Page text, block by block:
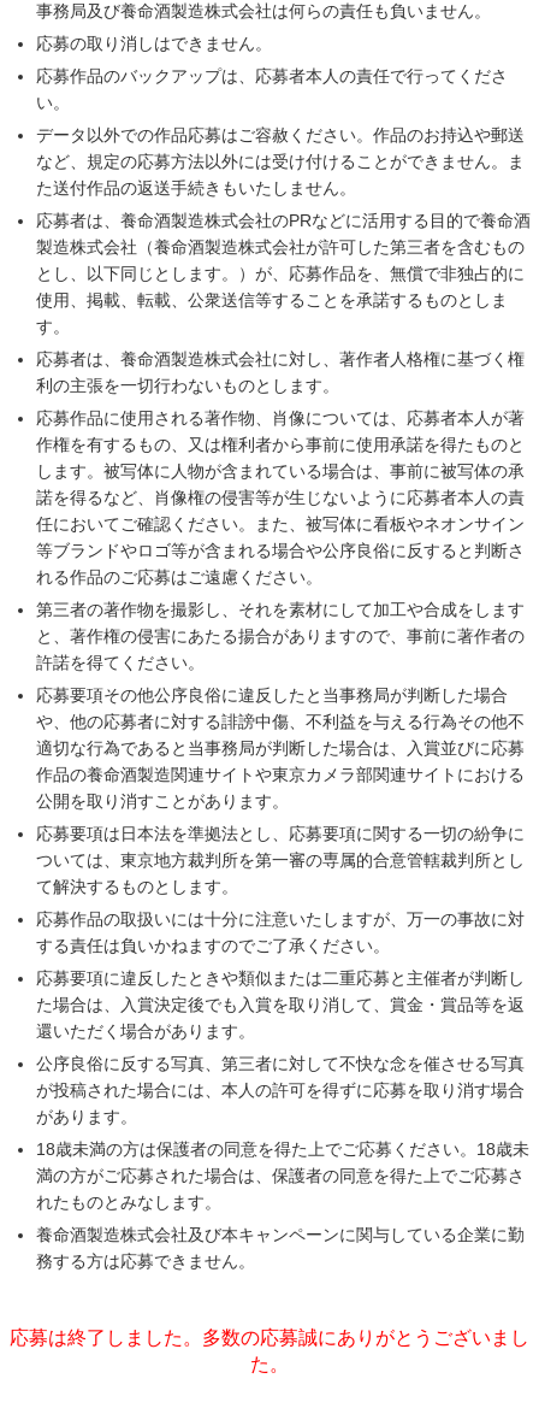
事務局及び養命酒製造株式会社は何らの責任も負いません。
応募の取り消しはできません。
応募作品のバックアップは、応募者本人の責任で行ってくださ
い。
データ以外での作品応募はご容赦ください。作品のお持込や郵送
など、規定の応募方法以外には受け付けることができません。ま
た送付作品の返送手続きもいたしません。
応募者は、養命酒製造株式会社のPRなどに活用する目的で養命酒
製造株式会社（養命酒製造株式会社が許可した第三者を含むもの
とし、以下同じとします。）が、応募作品を、無償で非独占的に
使用、掲載、転載、公衆送信等することを承諾するものとしま
す。
応募者は、養命酒製造株式会社に対し、著作者人格権に基づく権
利の主張を一切行わないものとします。
応募作品に使用される著作物、肖像については、応募者本人が著
作権を有するもの、又は権利者から事前に使用承諾を得たものと
します。被写体に人物が含まれている場合は、事前に被写体の承
諾を得るなど、肖像権の侵害等が生じないように応募者本人の責
任においてご確認ください。また、被写体に看板やネオンサイン
等ブランドやロゴ等が含まれる場合や公序良俗に反すると判断さ
れる作品のご応募はご遠慮ください。
第三者の著作物を撮影し、それを素材にして加工や合成をします
と、著作権の侵害にあたる揚合がありますので、事前に著作者の
許諾を得てください。
応募要項その他公序良俗に違反したと当事務局が判断した場合
や、他の応募者に対する誹謗中傷、不利益を与える行為その他不
適切な行為であると当事務局が判断した場合は、入賞並びに応募
作品の養命酒製造関連サイトや東京カメラ部関連サイトにおける
公開を取り消すことがあります。
応募要項は日本法を準拠法とし、応募要項に関する一切の紛争に
ついては、東京地方裁判所を第一審の専属的合意管轄裁判所とし
て解決するものとします。
応募作品の取扱いには十分に注意いたしますが、万一の事故に対
する責任は負いかねますのでご了承ください。
応募要項に違反したときや類似または二重応募と主催者が判断し
た場合は、入賞決定後でも入賞を取り消して、賞金・賞品等を返
還いただく場合があります。
公序良俗に反する写真、第三者に対して不快な念を催させる写真
が投稿された場合には、本人の許可を得ずに応募を取り消す場合
があります。
18歳未満の方は保護者の同意を得た上でご応募ください。18歳未
満の方がご応募された場合は、保護者の同意を得た上でご応募さ
れたものとみなします。
養命酒製造株式会社及び本キャンペーンに関与している企業に勤
務する方は応募できません。
応募は終了しました。多数の応募誠にありがとうございまし
た。